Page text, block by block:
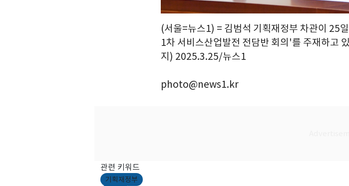
(서울=뉴스1) = 김범석 기획재정부 차관이 25
1차 서비스산업발전 전담반 회의'를 주재하고
지) 2025.3.25/뉴스1
photo@news1.kr
관련 키워드
기획재정부